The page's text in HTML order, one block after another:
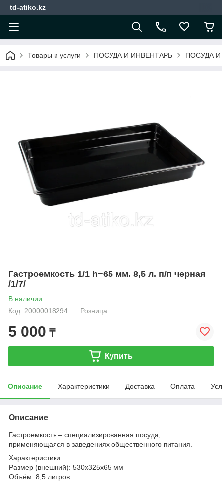
td-atiko.kz
Товары и услуги ПОСУДА И ИНВЕНТАРЬ ПОСУДА
Гастроемкость 1/1 h=65 мм. 8,5 л. п/п черная
/1/7/
В наличии
Код: 20000018294
Розница
5 000 ₸
Купить
Описание Характеристики Доставка Оплата
Описание
Гастроемкость – специализированная посуда,
применяющаяся в заведениях общественного питания.
Характеристики:
Размер (внешний): 530х325х65 мм
Объём: 8,5 литров